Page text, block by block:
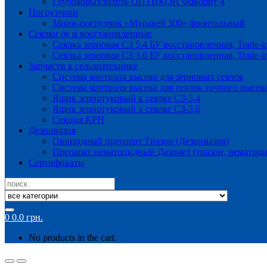
Погрузчики
Мини-погрузчик «Муравей 300» фронтальный
Сеялки бу и восстановленные
Сеялка зерновая СЗ 5.4 БУ восстановленная, Trade-
Сеялка зерновая СЗ 3.6 БУ восстановленная, Trade-
Запчасти к сельхозтехнике
Система контроля высева для зерновых сеялок
Система контроля высева для сеялок точного
Ящик зернотуковый к сеялке СЗ-5,4
Ящик зернотуковый к сеялке СЗ-3,6
Секция КРН
Дезинвазия
Овицидный препарат Тиазон (Дезинвазия)
Препарат нематоцидный Дазомет (тиазон,
Сертификаты
Search
for:
0 0.0 грн.
No products in the cart.